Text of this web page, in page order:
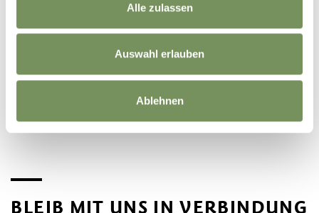
Alle zulassen
Auswahl erlauben
Ablehnen
BLEIB MIT UNS IN VERBINDUNG